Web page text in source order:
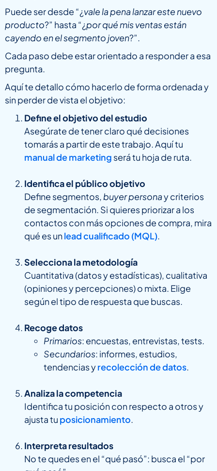
Puede ser desde “¿vale la pena lanzar este nuevo
producto?” hasta “¿por qué mis ventas están
cayendo en el segmento joven?”.
Cada paso debe estar orientado a responder a esa
pregunta.
Aquí te detallo cómo hacerlo de forma ordenada y
sin perder de vista el objetivo:
Define el objetivo del estudio
Asegúrate de tener claro qué decisiones
tomarás a partir de este trabajo. Aquí tu
manual de marketing será tu hoja de ruta.
Identifica el público objetivo
Define segmentos, buyer personay criterios
de segmentación. Si quieres priorizar a los
contactos con más opciones de compra, mira
qué es unlead cualificado (MQL).
Selecciona la metodología
Cuantitativa (datos y estadísticas), cualitativa
(opiniones y percepciones) o mixta. Elige
según el tipo de respuesta que buscas.
Recoge datos
Primarios: encuestas, entrevistas, tests.
Secundarios: informes, estudios,
tendencias yrecolección de datos.
Analiza la competencia
Identifica tu posición con respecto a otros y
ajusta tu posicionamiento.
Interpreta resultados
No te quedes en el “qué pasó”: busca el “por